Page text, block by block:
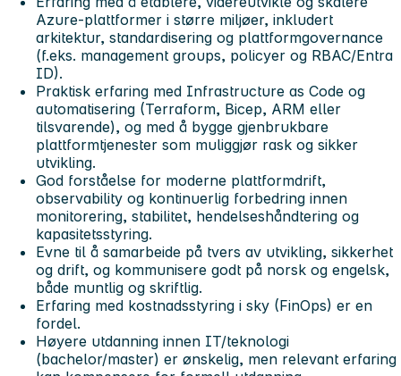
Azure-plattformer i større miljøer, inkludert
arkitektur, standardisering og plattformgovernance
(f.eks. management groups, policyer og RBAC/Entra
ID).
Praktisk erfaring med Infrastructure as Code og
automatisering (Terraform, Bicep, ARM eller
tilsvarende), og med å bygge gjenbrukbare
plattformtjenester som muliggjør rask og sikker
utvikling.
God forståelse for moderne plattformdrift,
observability og kontinuerlig forbedring innen
monitorering, stabilitet, hendelseshåndtering og
kapasitetsstyring.
Evne til å samarbeide på tvers av utvikling, sikkerhet
og drift, og kommunisere godt på norsk og engelsk,
både muntlig og skriftlig.
Erfaring med kostnadsstyring i sky (FinOps) er en
fordel.
Høyere utdanning innen IT/teknologi
(bachelor/master) er ønskelig, men relevant erfaring